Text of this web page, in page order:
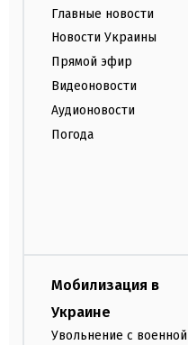
Главные новости
Новости Украины
Прямой эфир
Видеоновости
Аудионовости
Погода
Мобилизация в
Украине
Увольнение с военной